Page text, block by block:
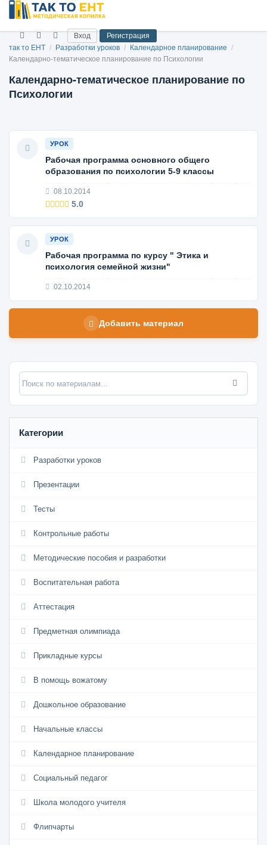
Вход
Регистрация
так то ЕНТ / Разработки уроков / Календарное планирование /
Календарно-тематическое планирование по Психологии
Календарно-тематическое планирование по
Психологии
УРОК
Рабочая программа основного общего
образования по психологии 5-9 классы
08.10.2014
5.0
УРОК
Рабочая программа по курсу " Этика и
психология семейной жизни"
02.10.2014
Добавить материал
Категории
Разработки уроков
Презентации
Тесты
Контрольные работы
Методические пособия и разработки
Воспитательная работа
Аттестация
Предметная олимпиада
Прикладные курсы
В помощь вожатому
Дошкольное образование
Начальные классы
Календарное планирование
Социальный педагог
Школа молодого учителя
Флипчарты